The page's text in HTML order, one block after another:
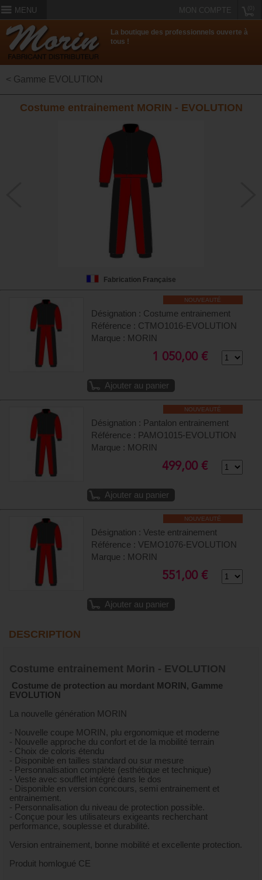
MENU MON COMPTE
La boutique des professionnels ouverte à
tous !
< Gamme EVOLUTION
Costume entrainement MORIN - EVOLUTION
Fabrication Française
NOUVEAUTÉ
Désignation : Costume entrainement
Référence : CTMO1016-EVOLUTION
Marque : MORIN
1 050,00 €
Ajouter au panier
NOUVEAUTÉ
Désignation : Pantalon entrainement
Référence : PAMO1015-EVOLUTION
Marque : MORIN
499,00 €
Ajouter au panier
NOUVEAUTÉ
Désignation : Veste entrainement
Référence : VEMO1076-EVOLUTION
Marque : MORIN
551,00 €
Ajouter au panier
DESCRIPTION
Costume entrainement Morin - EVOLUTION
Costume de protection au mordant MORIN, Gamme
EVOLUTION
La nouvelle génération MORIN
- Nouvelle coupe MORIN, plu ergonomique et moderne
- Nouvelle approche du confort et de la mobilité terrain
- Choix de coloris étendu
- Disponible en tailles standard ou sur mesure
- Personnalisation complète (esthétique et technique)
- Veste avec soufflet intégré dans le dos
- Disponible en version concours, semi entrainement et
entrainement.
- Personnalisation du niveau de protection possible.
- Conçue pour les utilisateurs exigeants recherchant
performance, souplesse et durabilité.
Version entrainement, bonne mobilité et excellente protection.
Produit homlogué CE